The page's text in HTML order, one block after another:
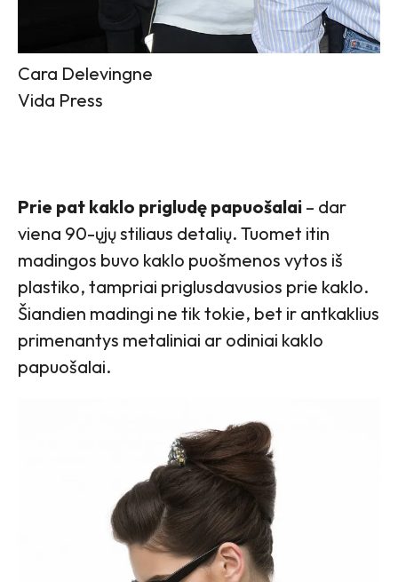
Cara Delevingne
Vida Press
Prie pat kaklo prigludę papuošalai – dar
viena 90-ųjų stiliaus detalių. Tuomet itin
madingos buvo kaklo puošmenos vytos iš
plastiko, tampriai priglusdavusios prie kaklo.
Šiandien madingi ne tik tokie, bet ir antkaklius
primenantys metaliniai ar odiniai kaklo
papuošalai.